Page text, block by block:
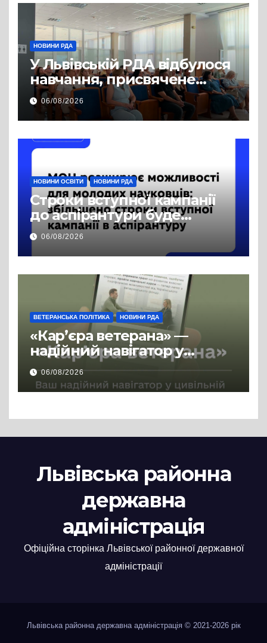
НОВИНИ РДА
У Львівській РДА відбулося
навчання, присвячене
аспектам забезпечення
права на доступ до
публічної інформації
06/08/2026
НОВИНИ ОСВІТИ НОВИНИ РДА
Строки вступної кампанії
до аспірантури буде
продовжено
06/08/2026
ВЕТЕРАНСЬКА ПОЛІТИКА НОВИНИ РДА
«Кар’єра ветерана» —
надійний навігатор у
цивільній професії
06/08/2026
Львівська районна
державна
адміністрація
Офіційна сторінка Львівської районної державної
адміністрації
Львівська районна державна адміністрація © 2021-2026 рік